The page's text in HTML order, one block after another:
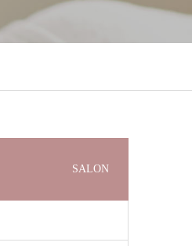
SALON